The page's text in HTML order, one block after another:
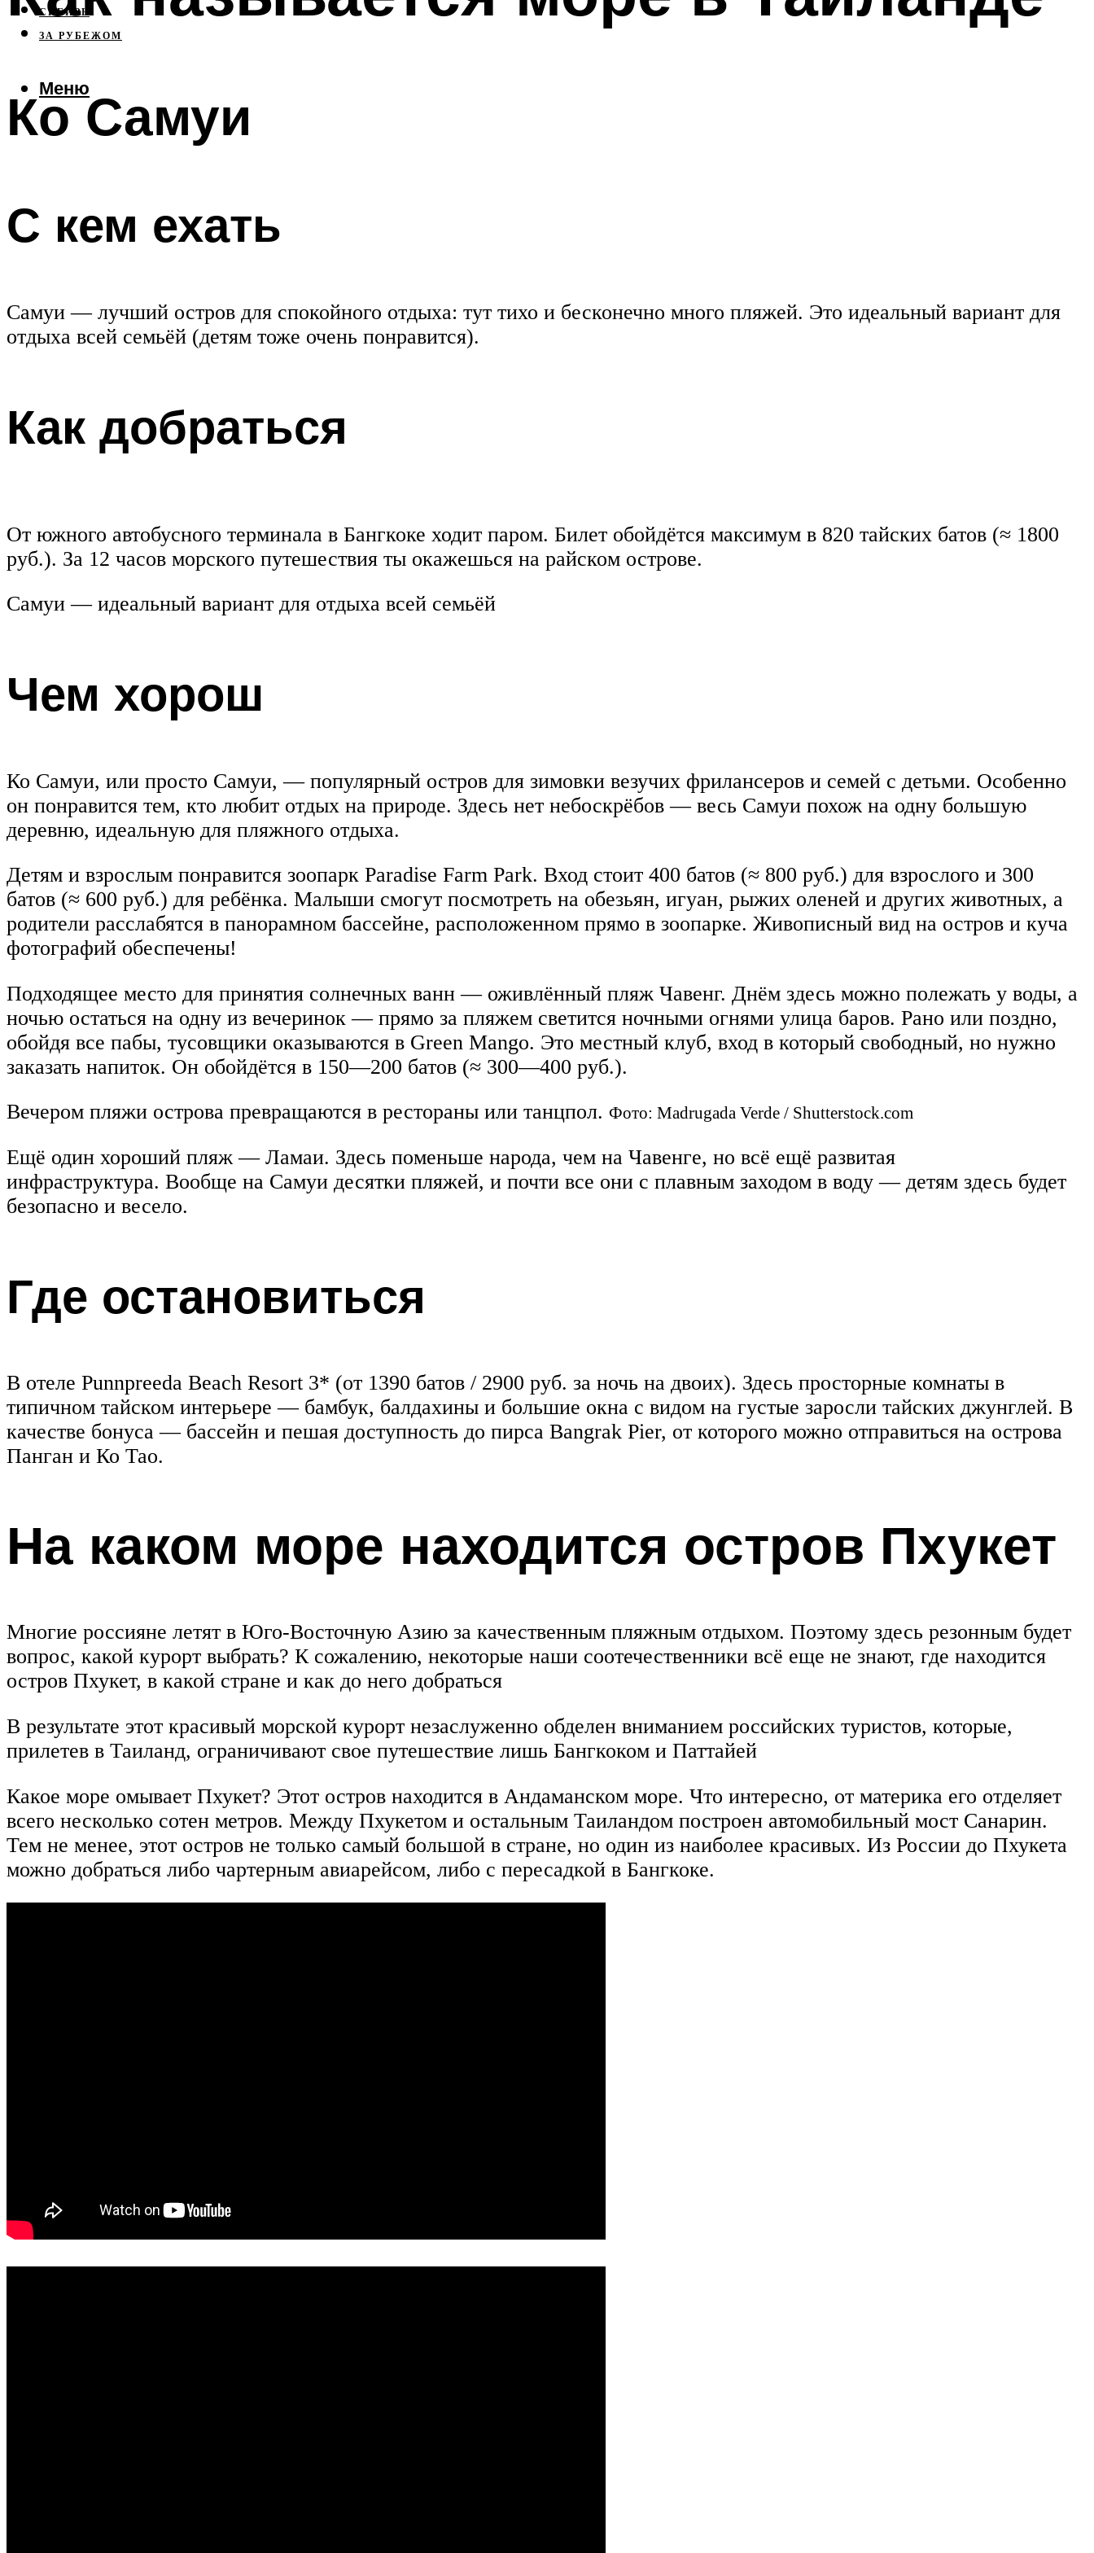
СИБИРЬ
ЗА РУБЕЖОМ
Меню
Ко Самуи
С кем ехать
Самуи — лучший остров для спокойного отдыха: тут тихо и бесконечно много пляжей. Это идеальный вариант для
отдыха всей семьёй (детям тоже очень понравится).
Как добраться
От южного автобусного терминала в Бангкоке ходит паром. Билет обойдётся максимум в 820 тайских батов (≈ 1800
руб.). За 12 часов морского путешествия ты окажешься на райском острове.
Самуи — идеальный вариант для отдыха всей семьёй
Чем хорош
Ко Самуи, или просто Самуи, — популярный остров для зимовки везучих фрилансеров и семей с детьми. Особенно
он понравится тем, кто любит отдых на природе. Здесь нет небоскрёбов — весь Самуи похож на одну большую
деревню, идеальную для пляжного отдыха.
Детям и взрослым понравится зоопарк Paradise Farm Park. Вход стоит 400 батов (≈ 800 руб.) для взрослого и 300
батов (≈ 600 руб.) для ребёнка. Малыши смогут посмотреть на обезьян, игуан, рыжих оленей и других животных, а
родители расслабятся в панорамном бассейне, расположенном прямо в зоопарке. Живописный вид на остров и куча
фотографий обеспечены!
Подходящее место для принятия солнечных ванн — оживлённый пляж Чавенг. Днём здесь можно полежать у воды, а
ночью остаться на одну из вечеринок — прямо за пляжем светится ночными огнями улица баров. Рано или поздно,
обойдя все пабы, тусовщики оказываются в Green Mango. Это местный клуб, вход в который свободный, но нужно
заказать напиток. Он обойдётся в 150—200 батов (≈ 300—400 руб.).
Вечером пляжи острова превращаются в рестораны или танцпол. Фото: Madrugada Verde / Shutterstock.com
Ещё один хороший пляж — Ламаи. Здесь поменьше народа, чем на Чавенге, но всё ещё развитая
инфраструктура. Вообще на Самуи десятки пляжей, и почти все они с плавным заходом в воду — детям здесь будет
безопасно и весело.
Где остановиться
В отеле Punnpreeda Beach Resort 3* (от 1390 батов / 2900 руб. за ночь на двоих). Здесь просторные комнаты в
типичном тайском интерьере — бамбук, балдахины и большие окна с видом на густые заросли тайских джунглей. В
качестве бонуса — бассейн и пешая доступность до пирса Bangrak Pier, от которого можно отправиться на острова
Панган и Ко Тао.
На каком море находится остров Пхукет
Многие россияне летят в Юго-Восточную Азию за качественным пляжным отдыхом. Поэтому здесь резонным будет
вопрос, какой курорт выбрать? К сожалению, некоторые наши соотечественники всё еще не знают, где находится
остров Пхукет, в какой стране и как до него добраться
В результате этот красивый морской курорт незаслуженно обделен вниманием российских туристов, которые,
прилетев в Таиланд, ограничивают свое путешествие лишь Бангкоком и Паттайей
Какое море омывает Пхукет? Этот остров находится в Андаманском море. Что интересно, от материка его отделяет
всего несколько сотен метров. Между Пхукетом и остальным Таиландом построен автомобильный мост Санарин.
Тем не менее, этот остров не только самый большой в стране, но один из наиболее красивых. Из России до Пхукета
можно добраться либо чартерным авиарейсом, либо с пересадкой в Бангкоке.